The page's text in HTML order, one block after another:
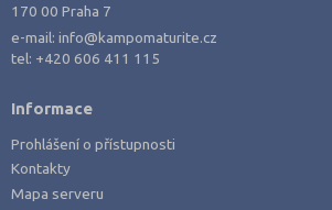
170 00 Praha 7
e-mail:info@kampomaturite.cz
tel: +420 606 411 115
Informace
Prohlášení o přístupnosti
Kontakty
Mapa serveru